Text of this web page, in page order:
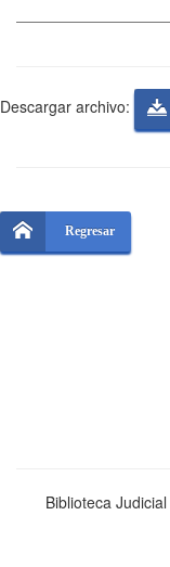
Descargar archivo:
Regresar
Biblioteca Judicial